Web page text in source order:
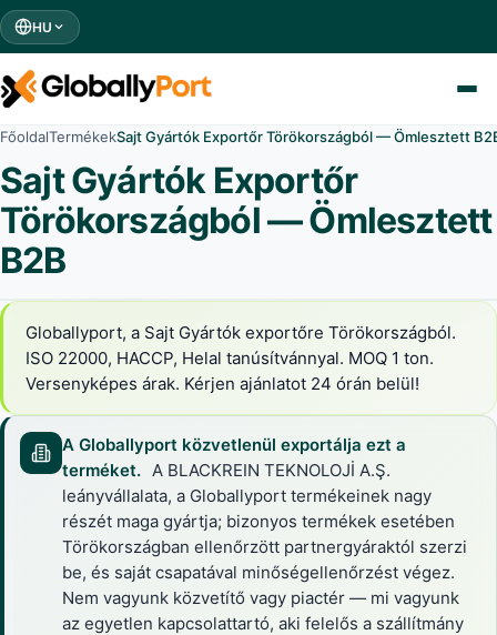
HU
FőoldalTermékekSajt Gyártók Exportőr Törökországból — Ömlesztett
Sajt Gyártók Exportőr
Törökországból — Ömlesztett
B2B
Globallyport, a Sajt Gyártók exportőre Törökországból.
ISO 22000, HACCP, Helal tanúsítvánnyal. MOQ 1 ton.
Versenyképes árak. Kérjen ajánlatot 24 órán belül!
A Globallyport közvetlenül exportálja ezt a
terméket. A BLACKREIN TEKNOLOJİ A.Ş.
leányvállalata, a Globallyport termékeinek nagy
részét maga gyártja; bizonyos termékek esetében
Törökországban ellenőrzött partnergyáraktól szerzi
be, és saját csapatával minőségellenőrzést végez.
Nem vagyunk közvetítő vagy piactér — mi vagyunk
az egyetlen kapcsolattartó, aki felelős a szállítmány